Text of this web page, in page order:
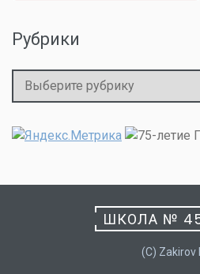
Рубрики
Рубрики
ШКОЛА №
(C) Zakirov